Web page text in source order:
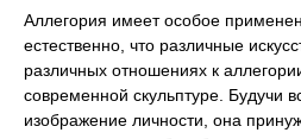
Аллегория имеет особое
естественно, что различные
различных отношениях к
современной скульптуре. Будучи
изображение личности, она